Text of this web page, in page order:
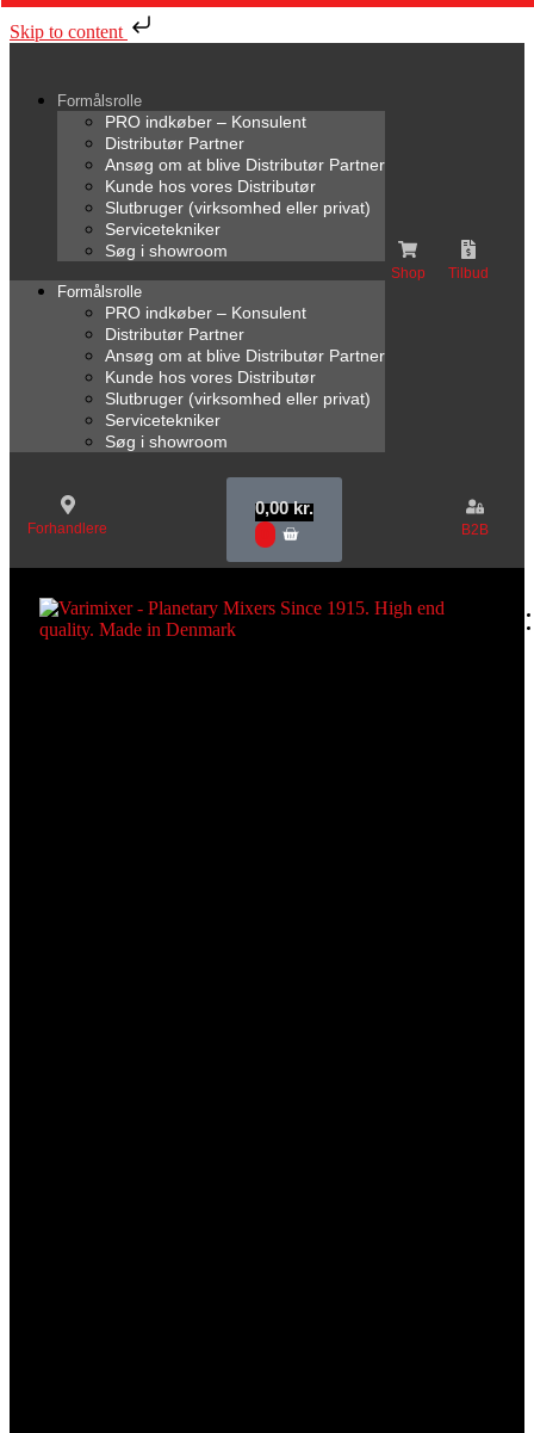
Skip to content
Formålsrolle
PRO indkøber – Konsulent
Distributør Partner
Ansøg om at blive Distributør Partner
Kunde hos vores Distributør
Slutbruger (virksomhed eller privat)
Servicetekniker
Søg i showroom
Formålsrolle
PRO indkøber – Konsulent
Distributør Partner
Ansøg om at blive Distributør Partner
Kunde hos vores Distributør
Slutbruger (virksomhed eller privat)
Servicetekniker
Søg i showroom
Shop Tilbud
Forhandlere
0,00kr.
B2B